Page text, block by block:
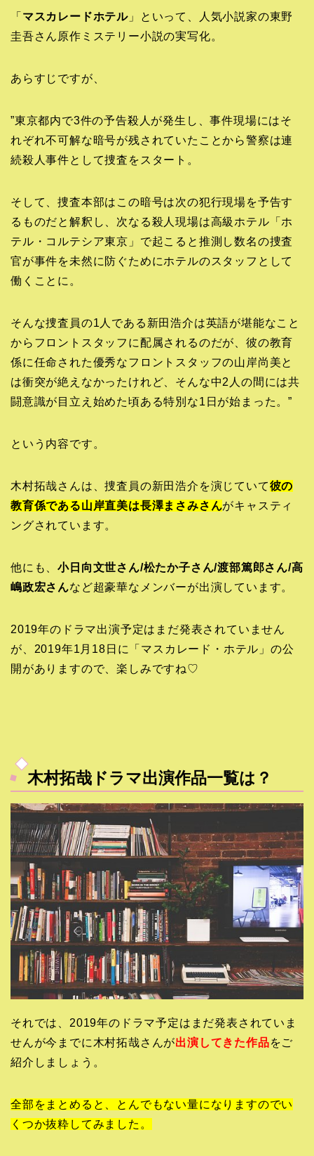
「 マスカレードホテル 」といって、人気小説家の東野
圭吾さん原作ミステリー小説の実写化。
あらすじですが、
”東京都内で3件の予告殺人が発生し、事件現場にはそ
れぞれ不可解な暗号が残されていたことから警察は連
続殺人事件として捜査をスタート。
そして、捜査本部はこの暗号は次の犯行現場を予告す
るものだと解釈し、次なる殺人現場は高級ホテル「ホ
テル・コルテシア東京」で起こると推測し数名の捜査
官が事件を未然に防ぐためにホテルのスタッフとして
働くことに。
そんな捜査員の1人である新田浩介は英語が堪能なこと
からフロントスタッフに配属されるのだが、彼の教育
係に任命された優秀なフロントスタッフの山岸尚美と
は衝突が絶えなかったけれど、そんな中2人の間には共
闘意識が目立え始めた頃ある特別な1日が始まった。”
という内容です。
木村拓哉さんは、捜査員の新田浩介を演じていて彼の
教育係である山岸直美は長澤まさみさんがキャスティ
ングされています。
他にも、小日向文世さん/松たか子さん/渡部篤郎さん/高
嶋政宏さんなど超豪華なメンバーが出演しています。
2019年のドラマ出演予定はまだ発表されていません
が、2019年1月18日に「マスカレード・ホテル」の公
開がありますので、楽しみですね♡
木村拓哉ドラマ出演作品一覧は？
それでは、2019年のドラマ予定はまだ発表されていま
せんが今までに木村拓哉さんが出演してきた作品をご
紹介しましょう。
全部をまとめると、とんでもない量になりますのでい
くつか抜粋してみました。